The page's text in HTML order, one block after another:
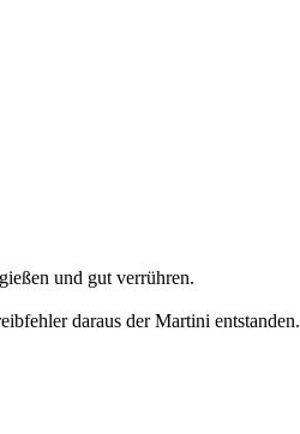
und gut verrühren.
daraus der Martini entstanden.